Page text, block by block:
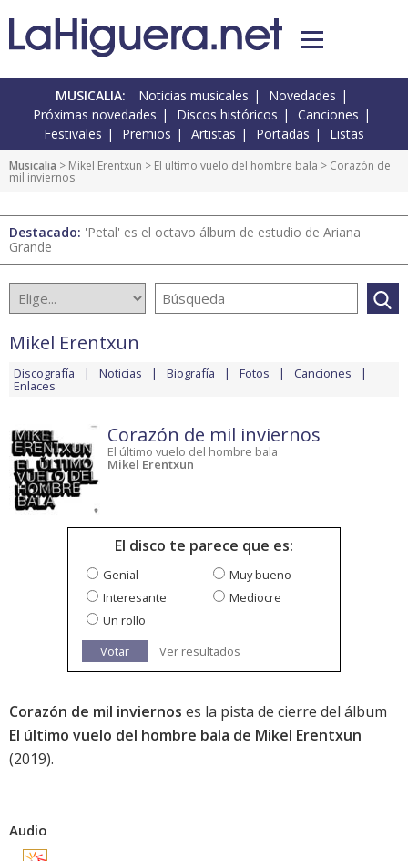
MUSICALIA: Noticias musicales
Novedades
Próximas novedades
Discos históricos
Canciones
Festivales
Premios Artistas Portadas Listas
Musicalia > Mikel Erentxun > El último vuelo del hombre bala > Corazón de
mil inviernos
Destacado: 'Petal' es el octavo álbum de estudio de Ariana
Grande
Mikel Erentxun
Discografía Noticias Biografía Fotos Canciones
Enlaces
Corazón de mil inviernos
El último vuelo del hombre bala
Mikel Erentxun
El disco te parece que es:
Genial
Muy bueno
Interesante
Mediocre
Un rollo
Votar
Ver resultados
Corazón de mil inviernos es la pista de cierre del álbum
El último vuelo del hombre bala de Mikel Erentxun
(2019).
Audio